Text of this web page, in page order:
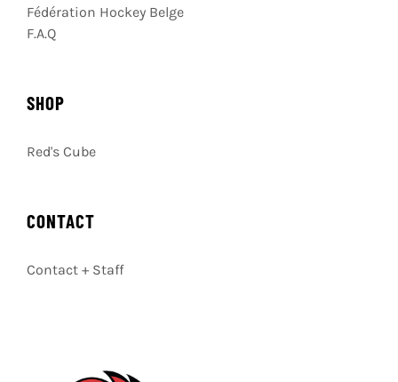
Fédération Hockey Belge
F.A.Q
SHOP
Red's Cube
CONTACT
Contact + Staff